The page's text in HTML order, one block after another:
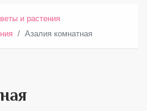
и растения
Азалия комнатная